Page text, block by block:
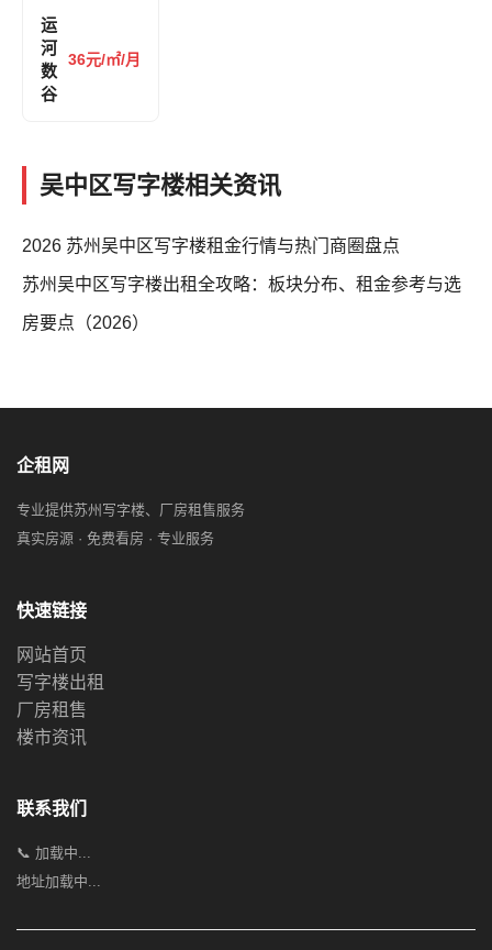
运
河
数
谷
36元/㎡/月
吴中区写字楼相关资讯
2026 苏州吴中区写字楼租金行情与热门商圈盘点
苏州吴中区写字楼出租全攻略：板块分布、租金参考与选
房要点（2026）
企租网
专业提供苏州写字楼、厂房租售服务
真实房源 · 免费看房 · 专业服务
快速链接
网站首页
写字楼出租
厂房租售
楼市资讯
联系我们
📞 加载中...
地址加载中...